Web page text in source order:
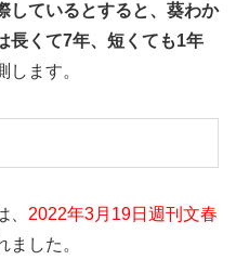
しているとすると、葵わか
長くて7年、短くても1年
します。
2022年3月19日週刊文春
ました。